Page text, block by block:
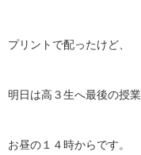
プリントで配ったけど、
明日は高３生へ最後の授業
お昼の１４時からです。